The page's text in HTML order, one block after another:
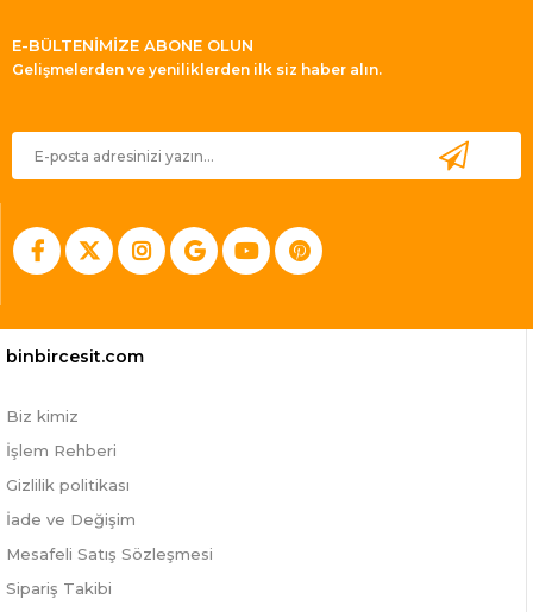
E-BÜLTENİMİZE ABONE OLUN
Gelişmelerden ve yeniliklerden ilk siz haber alın.
binbircesit.com
Biz kimiz
İşlem Rehberi
Gizlilik politikası
İade ve Değişim
Mesafeli Satış Sözleşmesi
Sipariş Takibi